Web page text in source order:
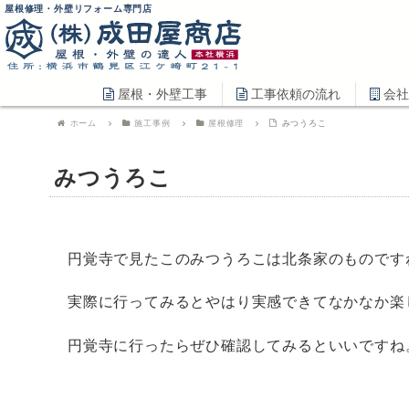
屋根修理・外壁リフォーム専門店
屋根・外壁工事 工事依頼の流れ 会
ホーム 施工事例 屋根修理 みつうろこ
みつうろこ
円覚寺で見たこのみつうろこは北条家のものです
実際に行ってみるとやはり実感できてなかなか楽
円覚寺に行ったらぜひ確認してみるといいですね